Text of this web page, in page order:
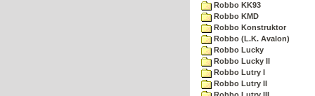
Robbo KK93
Robbo KMD
Robbo Konstruktor
Robbo (L.K. Avalon)
Robbo Lucky
Robbo Lucky II
Robbo Lutry I
Robbo Lutry II